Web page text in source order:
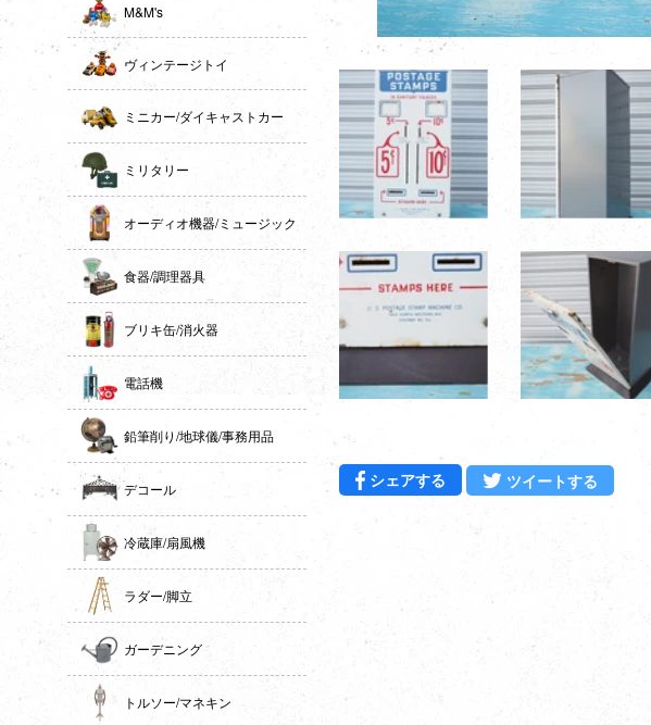
M&M's
ヴィンテージトイ
ミニカー/ダイキャストカー
ミリタリー
オーディオ機器/ミュージック
食器/調理器具
ブリキ缶/消火器
電話機
鉛筆削り/地球儀/事務用品
デコール
冷蔵庫/扇風機
ラダー/脚立
ガーデニング
トルソー/マネキン
シェアする Facebookでシェアする
ツイートする